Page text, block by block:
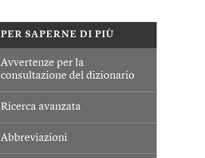
PER SAPERNE DI PIÙ
Avvertenze per la
consultazione del dizionario
Ricerca avanzata
Abbreviazioni